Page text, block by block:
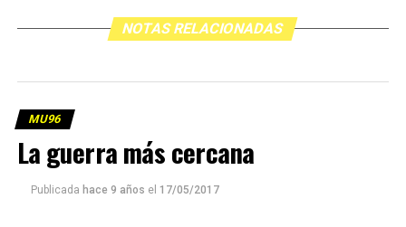
NOTAS RELACIONADAS
MU96
La guerra más cercana
Publicada hace 9 años el 17/05/2017